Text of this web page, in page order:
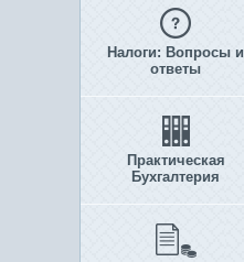
Налоги: Вопросы и
ответы
Практическая
Бухгалтерия